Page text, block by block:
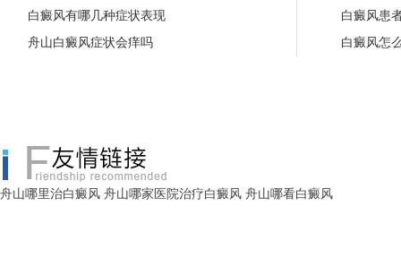
白癜风有哪几种症状表现
舟山白癜风症状会痒吗
白癜风患
白癜风怎
舟山哪里治白癜风 舟山哪家医院治疗白癜风 舟山哪看白癜风